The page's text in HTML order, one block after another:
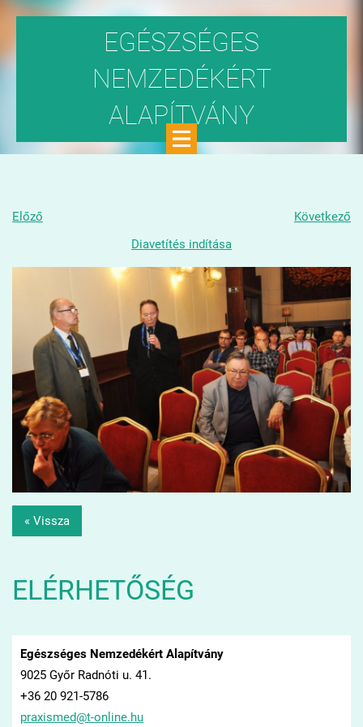
EGÉSZSÉGES
NEMZEDÉKÉRT
ALAPÍTVÁNY
Előző
Következő
Diavetítés indítása
« Vissza
ELÉRHETŐSÉG
Egészséges Nemzedékért Alapítvány
9025 Győr Radnóti u. 41.
+36 20 921-5786
praxismed@t-online.hu